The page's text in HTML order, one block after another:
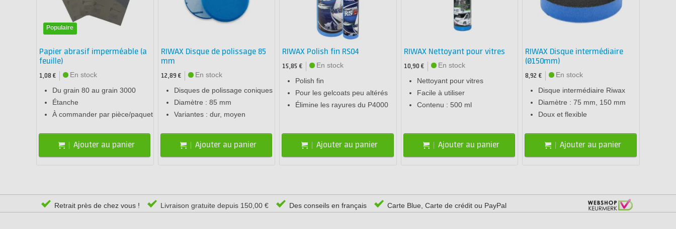
Populaire
Papier abrasif imperméable (a
feuille)
1,08 €
En stock
Du grain 80 au grain 3000
Étanche
À commander par pièce/paquet
Ajouter au panier
RIWAX Disque de polissage 85
mm
12,89 €
En stock
Disques de polissage coniques
Diamètre : 85 mm
Variantes : dur, moyen
Ajouter au panier
RIWAX Polish fin RS04
15,85 €
En stock
Polish fin
Pour les gelcoats peu altérés
Élimine les rayures du P4000
Ajouter au panier
RIWAX Nettoyant pour vitres
10,90 €
En stock
Nettoyant pour vitres
Facile à utiliser
Contenu : 500 ml
Ajouter au panier
RIWAX Disque intermédiaire
(Ø150mm)
8,92 €
En stock
Disque intermédiaire Riwax
Diamètre : 75 mm, 150 mm
Doux et flexible
Ajouter au panier
Retrait près de chez vous ! Livraison gratuite depuis 150,00 € Des conseils en français Carte Blue, Carte de crédit ou PayPal